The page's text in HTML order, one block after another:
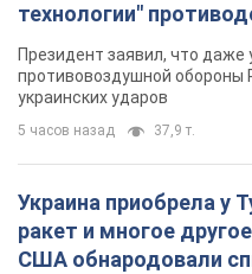
технологии"
Президент заявил, что
противовоздушной обороны
украинских ударов
5 часов назад 37,9 т.
Украина приобрела у
ракет и многое
США обнародовали